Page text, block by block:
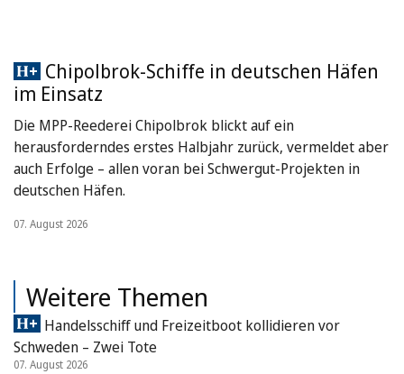
Chipolbrok-Schiffe in deutschen Häfen
im Einsatz
Die MPP-Reederei Chipolbrok blickt auf ein
herausforderndes erstes Halbjahr zurück, vermeldet aber
auch Erfolge – allen voran bei Schwergut-Projekten in
deutschen Häfen.
07. August 2026
Weitere Themen
Handelsschiff und Freizeitboot kollidieren vor
Schweden – Zwei Tote
07. August 2026